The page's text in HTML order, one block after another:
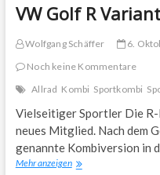
VW Golf R Variant
Wolfgang Schäffer
6.
Noch keine Kommentare
Allrad Kombi Sportkombi
Vielseitiger Sportler Die R-
neues Mitglied. Nach dem
genannte Kombiversion in
Mehr anzeigenVW